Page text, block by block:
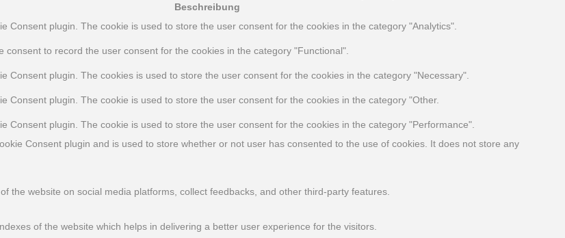
Beschreibung
Consent plugin. The cookie is used to store the user consent for the cookies in the category "Analytics".
consent to record the user consent for the cookies in the category "Functional".
Consent plugin. The cookies is used to store the user consent for the cookies in the category "Necessary".
Consent plugin. The cookie is used to store the user consent for the cookies in the category "Other.
Consent plugin. The cookie is used to store the user consent for the cookies in the category "Performance".
Consent plugin and is used to store whether or not user has consented to the use of cookies. It does not store any
the website on social media platforms, collect feedbacks, and other third-party features.
of the website which helps in delivering a better user experience for the visitors.